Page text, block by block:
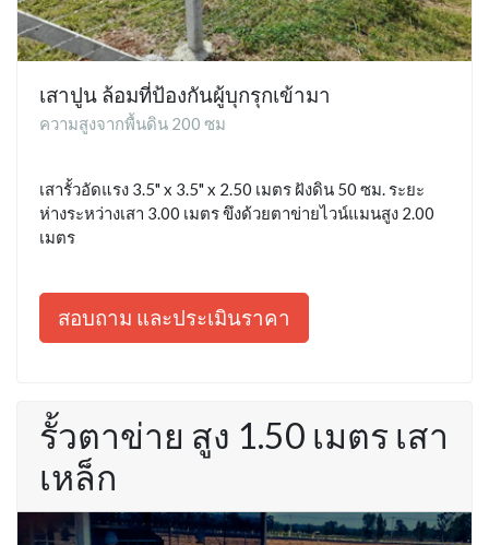
เสาปูน ล้อมที่ป้องกันผู้บุกรุกเข้ามา
ความสูงจากพื้นดิน 200 ซม
เสารั้วอัดแรง 3.5" x 3.5" x 2.50 เมตร ฝังดิน 50 ซม. ระยะ
ห่างระหว่างเสา 3.00 เมตร ขึงด้วยตาข่ายไวน์แมนสูง 2.00
เมตร
สอบถาม และประเมินราคา
รั้วตาข่าย สูง 1.50 เมตร เสา
เหล็ก